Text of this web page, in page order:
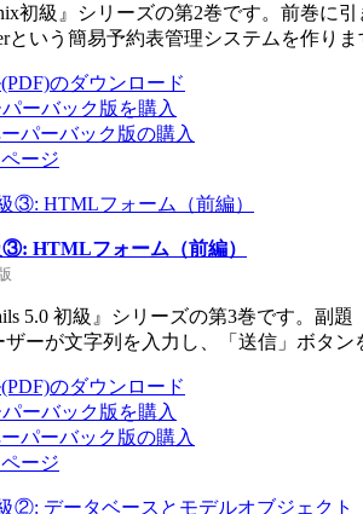
初級』シリーズの第2巻です。前巻に
という簡易予約表管理システムを作りま
のダウンロード
ーバック版を購入
パーバック版の購入
ージ
③: HTMLフォーム（前編）
5.0 初級』シリーズの第3巻です。副
ーが文字列を入力し、「送信」ボタ
のダウンロード
ーバック版を購入
パーバック版の購入
ージ